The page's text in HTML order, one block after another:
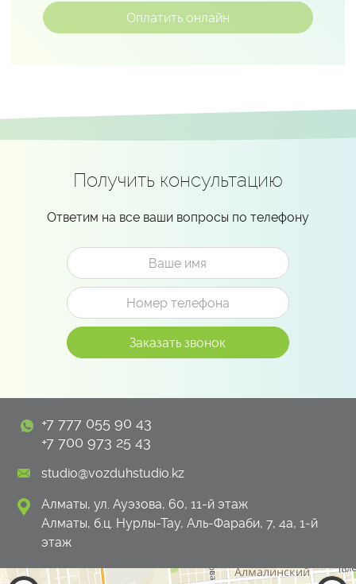
Получить консультацию
Ответим на все ваши вопросы по телефону
+7 777 055 90 43
+7 700 973 25 43
studio@vozduhstudio.kz
Алматы, ул. Ауэзова, 60, 11-й этаж
Алматы, б.ц. Нурлы-Тау, Аль-Фараби, 7, 4а, 1-й
этаж